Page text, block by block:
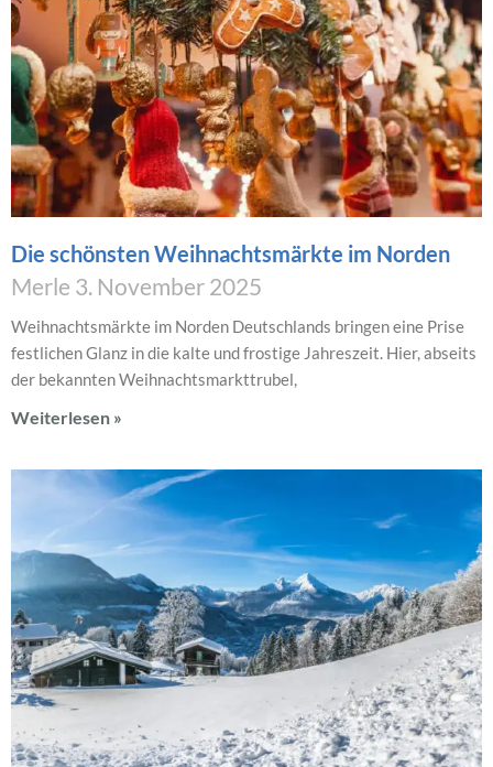
Die schönsten Weihnachtsmärkte im Norden
Merle 3. November 2025
Weihnachtsmärkte im Norden Deutschlands bringen eine Prise
festlichen Glanz in die kalte und frostige Jahreszeit. Hier, abseits
der bekannten Weihnachtsmarkttrubel,
Weiterlesen »